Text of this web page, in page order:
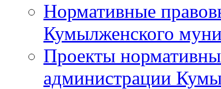
Нормативные
Кумылженского
Проекты
администрации